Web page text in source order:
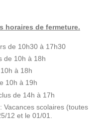
horaires de fermeture.
de 10h30 à 17h30
de 10h à 18h
à 18h
10h à 19h
de 14h à 17h
Vacances scolaires (toutes
25/12 et le 01/01.